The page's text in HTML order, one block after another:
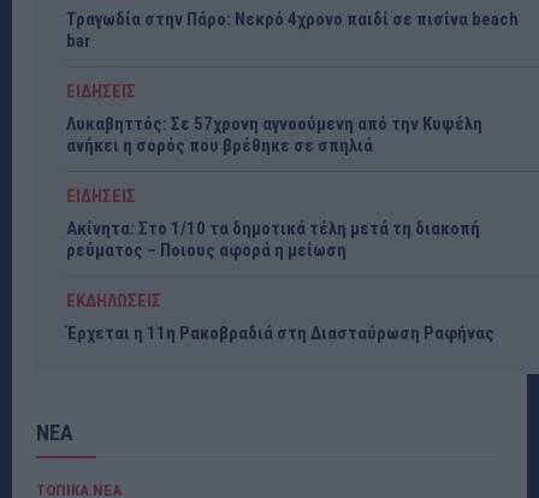
Τραγωδία στην Πάρο: Νεκρό 4χρονο παιδί σε πισίνα beach
bar
ΕΙΔΗΣΕΙΣ
Λυκαβηττός: Σε 57χρονη αγνοούμενη από την Κυψέλη
ανήκει η σορός που βρέθηκε σε σπηλιά
ΕΙΔΗΣΕΙΣ
Ακίνητα: Στο 1/10 τα δημοτικά τέλη μετά τη διακοπή
ρεύματος – Ποιους αφορά η μείωση
ΕΚΔΗΛΩΣΕΙΣ
Έρχεται η 11η Ρακοβραδιά στη Διασταύρωση Ραφήνας
ΝΕΑ
ΤΟΠΙΚΑ ΝΕΑ